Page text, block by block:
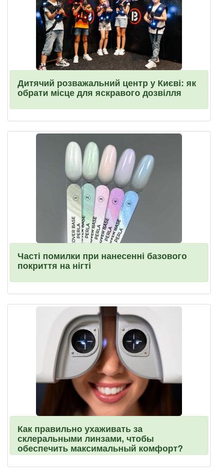
Дитячий розважальний центр у Києві: як
обрати місце для яскравого дозвілля
Часті помилки при нанесенні базового
покриття на нігті
Как правильно ухаживать за
склеральными линзами, чтобы
обеспечить максимальный комфорт?